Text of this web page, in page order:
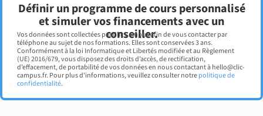
Définir un programme de cours personnalisé
et simuler vos financements avec un
conseiller.
Vos données sont collectées par Clic Campus afin de vous contacter par
téléphone au sujet de nos formations. Elles sont conservées 3 ans.
Conformément à la loi Informatique et Libertés modifiée et au Règlement
(UE) 2016/679, vous disposez des droits d’accès, de rectification,
d’effacement, de portabilité de vos données en nous contactant à hello@clic-
campus.fr. Pour plus d’informations, veuillez consulter notrepolitique de
confidentialité.